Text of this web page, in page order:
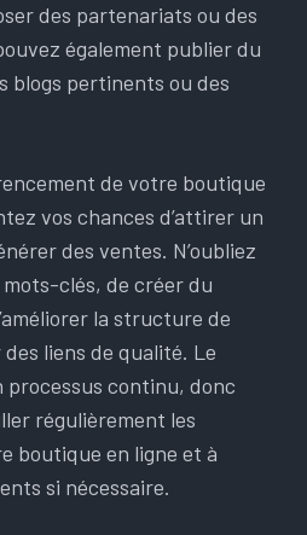
des partenariats ou des
également publier du
blogs pertinents ou des
de votre boutique
vos chances d’attirer un
des ventes. N’oubliez
mots-clés, de créer du
la structure de
liens de qualité. Le
continu, donc
régulièrement les
boutique en ligne et à
si nécessaire.